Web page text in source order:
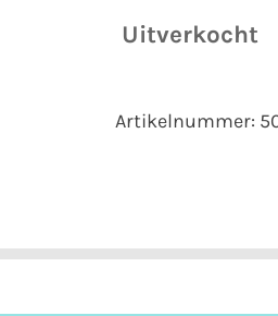
Uitverkocht
Artikelnummer: